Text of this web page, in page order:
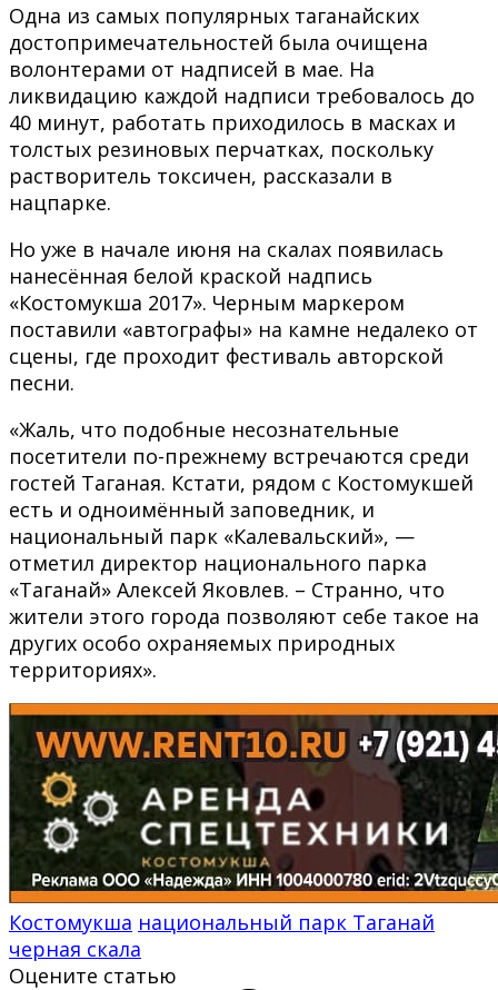
Одна из самых популярных таганайских
достопримечательностей была очищена
волонтерами от надписей в мае. На
ликвидацию каждой надписи требовалось до
40 минут, работать приходилось в масках и
толстых резиновых перчатках, поскольку
растворитель токсичен, рассказали в
нацпарке.
Но уже в начале июня на скалах появилась
нанесённая белой краской надпись
«Костомукша 2017». Черным маркером
поставили «автографы» на камне недалеко от
сцены, где проходит фестиваль авторской
песни.
«Жаль, что подобные несознательные
посетители по-прежнему встречаются среди
гостей Таганая. Кстати, рядом с Костомукшей
есть и одноимённый заповедник, и
национальный парк «Калевальский», —
отметил директор национального парка
«Таганай» Алексей Яковлев. – Странно, что
жители этого города позволяют себе такое на
других особо охраняемых природных
территориях».
Костомукша национальный парк Таганай
черная скала
Оцените статью